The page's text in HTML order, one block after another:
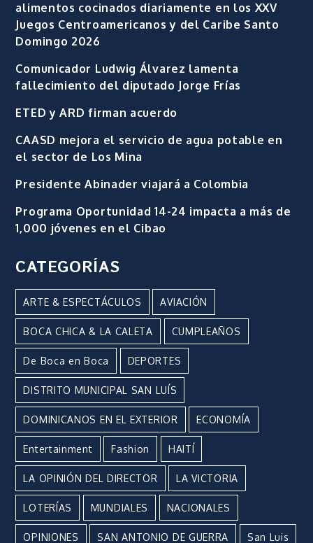
alimentos cocinados diariamente en los XXV
Juegos Centroamericanos y del Caribe Santo
Domingo 2026
Comunicador Ludwig Álvarez lamenta
fallecimiento del diputado Jorge Frías
ETED y ARD firman acuerdo
CAASD mejora el servicio de agua potable en
el sector de Los Mina
Presidente Abinader viajará a Colombia
Programa Oportunidad 14-24 impacta a más de
1,000 jóvenes en el Cibao
CATEGORÍAS
ARTE & ESPECTÁCULOS AVIACIÓN
BOCA CHICA & LA CALETA CUMPLEAÑOS
De Boca en Boca DEPORTES
DISTRITO MUNICIPAL SAN LUÍS
DOMINICANOS EN EL EXTERIOR ECONOMÍA
Entertainment Fashion HAITÍ
LA OPINIÓN DEL DIRECTOR LA VICTORIA
LOTERÍAS MUNDIALES NACIONALES
OPINIONES SAN ANTONIO DE GUERRA San Luis